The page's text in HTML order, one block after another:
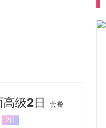
高级2日 套餐
2日